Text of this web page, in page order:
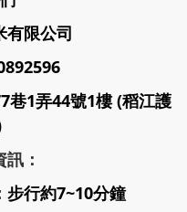
有限公司
巷1弄44號1樓 (稻江護
：
步行約7~10分鐘